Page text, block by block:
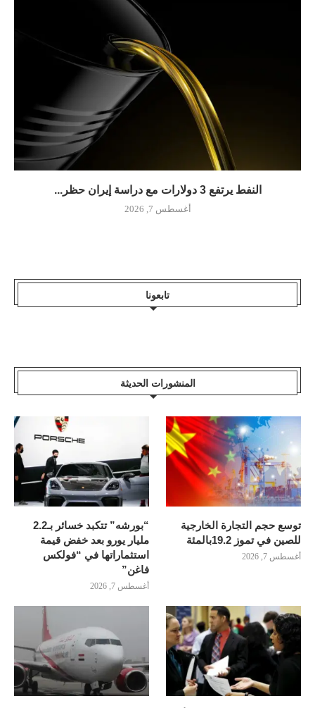
النفط يرتفع 3 دولارات مع دراسة إيران حظر...
أغسطس 7, 2026
تابعونا
المنشورات الحديثة
توسع حجم التجارة الخارجية
للصين في تموز 19.2بالمئة
أغسطس 7, 2026
“بورشه” تتكبد خسائر بـ2.2
مليار يورو بعد خفض قيمة
استثماراتها في “فولكس
فاغن”
أغسطس 7, 2026